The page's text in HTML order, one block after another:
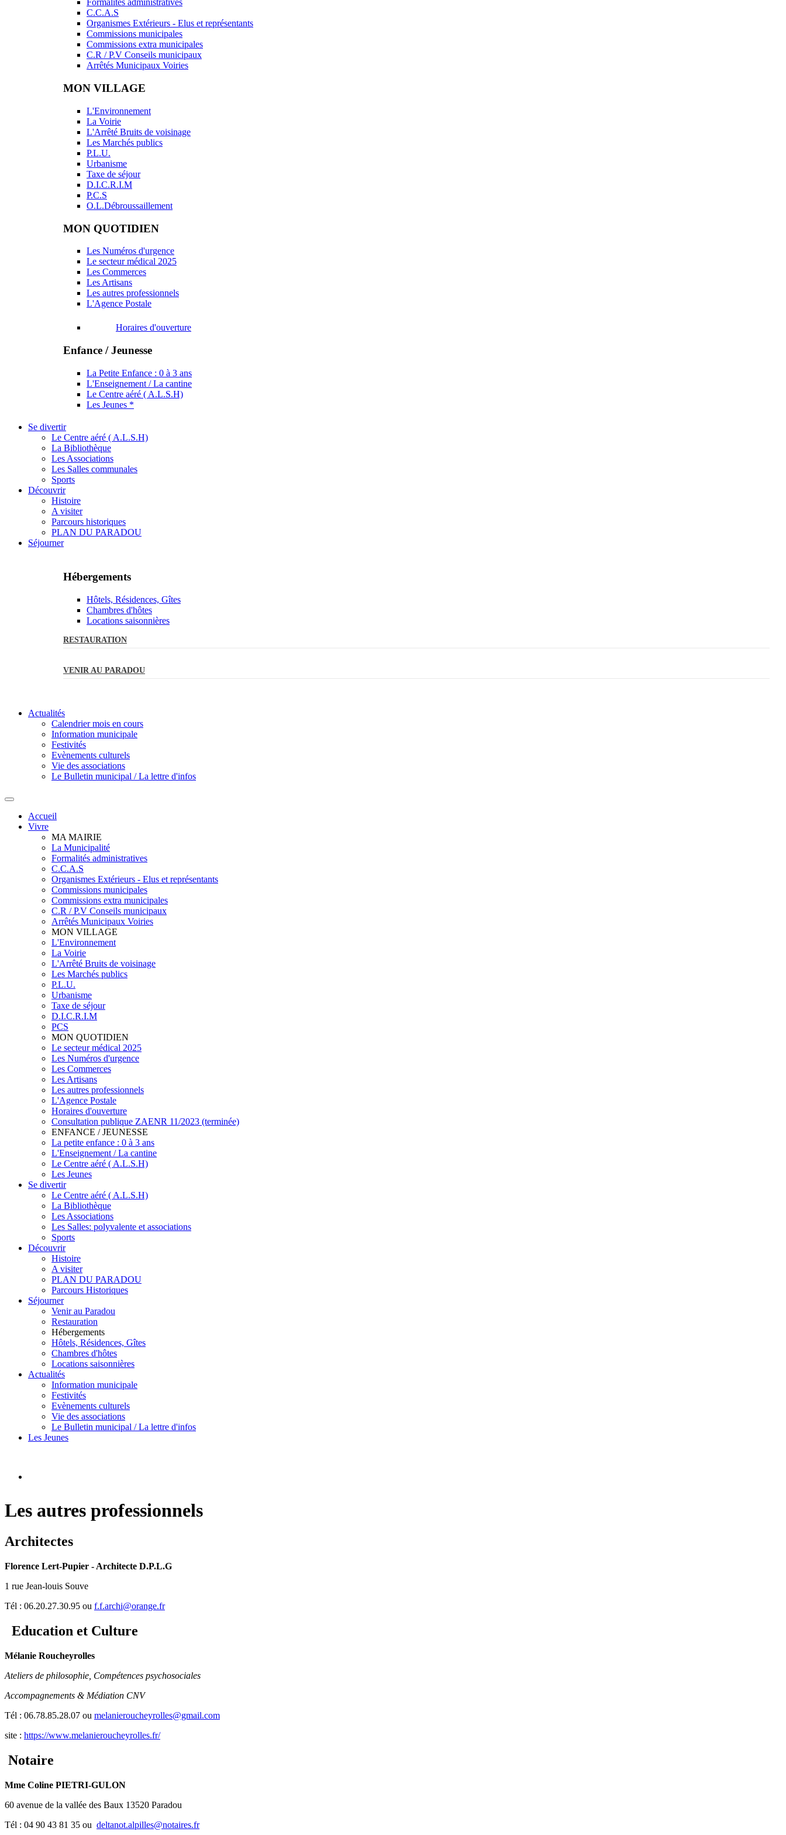
Formalités administratives
C.C.A.S
Organismes Extérieurs - Elus et représentants
Commissions municipales
Commissions extra municipales
C.R / P.V Conseils municipaux
Arrêtés Municipaux Voiries
MON VILLAGE
L'Environnement
La Voirie
L'Arrêté Bruits de voisinage
Les Marchés publics
P.L.U.
Urbanisme
Taxe de séjour
D.I.C.R.I.M
P.C.S
O.L.Débroussaillement
MON QUOTIDIEN
Les Numéros d'urgence
Le secteur médical 2025
Les Commerces
Les Artisans
Les autres professionnels
L'Agence Postale
Horaires d'ouverture
Enfance / Jeunesse
La Petite Enfance : 0 à 3 ans
L'Enseignement / La cantine
Le Centre aéré ( A.L.S.H)
Les Jeunes *
Se divertir
Le Centre aéré ( A.L.S.H)
La Bibliothèque
Les Associations
Les Salles communales
Sports
Découvrir
Histoire
A visiter
Parcours historiques
PLAN DU PARADOU
Séjourner
Hébergements
Hôtels, Résidences, Gîtes
Chambres d'hôtes
Locations saisonnières
RESTAURATION
VENIR AU PARADOU
Actualités
Calendrier mois en cours
Information municipale
Festivités
Evènements culturels
Vie des associations
Le Bulletin municipal / La lettre d'infos
Accueil
Vivre
MA MAIRIE
La Municipalité
Formalités administratives
C.C.A.S
Organismes Extérieurs - Elus et représentants
Commissions municipales
Commissions extra municipales
C.R / P.V Conseils municipaux
Arrêtés Municipaux Voiries
MON VILLAGE
L'Environnement
La Voirie
L'Arrêté Bruits de voisinage
Les Marchés publics
P.L.U.
Urbanisme
Taxe de séjour
D.I.C.R.I.M
PCS
MON QUOTIDIEN
Le secteur médical 2025
Les Numéros d'urgence
Les Commerces
Les Artisans
Les autres professionnels
L'Agence Postale
Horaires d'ouverture
Consultation publique ZAENR 11/2023 (terminée)
ENFANCE / JEUNESSE
La petite enfance : 0 à 3 ans
L'Enseignement / La cantine
Le Centre aéré ( A.L.S.H)
Les Jeunes
Se divertir
Le Centre aéré ( A.L.S.H)
La Bibliothèque
Les Associations
Les Salles: polyvalente et associations
Sports
Découvrir
Histoire
A visiter
PLAN DU PARADOU
Parcours Historiques
Séjourner
Venir au Paradou
Restauration
Hébergements
Hôtels, Résidences, Gîtes
Chambres d'hôtes
Locations saisonnières
Actualités
Information municipale
Festivités
Evènements culturels
Vie des associations
Le Bulletin municipal / La lettre d'infos
Les Jeunes
Les autres professionnels
Architectes
Florence Lert-Pupier - Architecte D.P.L.G
1 rue Jean-louis Souve
Tél : 06.20.27.30.95 ou f.f.archi@orange.fr
Education et Culture
Mélanie Roucheyrolles
Ateliers de philosophie, Compétences psychosociales
Accompagnements & Médiation CNV
Tél : 06.78.85.28.07 ou melanieroucheyrolles@gmail.com
site : https://www.melanieroucheyrolles.fr/
Notaire
Mme Coline PIETRI-GULON
60 avenue de la vallée des Baux 13520 Paradou
Tél : 04 90 43 81 35 ou deltanot.alpilles@notaires.fr